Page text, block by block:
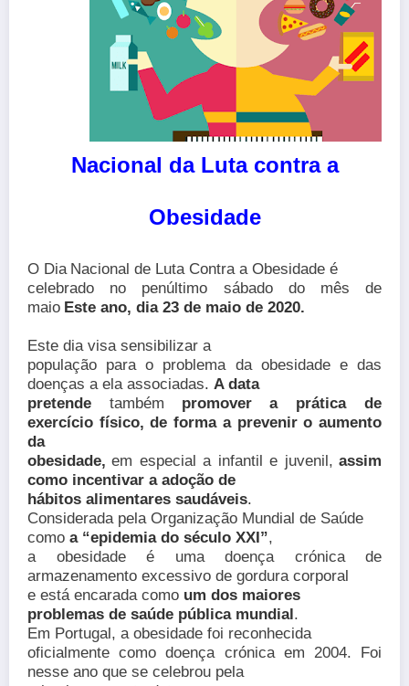
Nacional da Luta contra a
Obesidade
O Dia Nacional de Luta Contra a Obesidade é
celebrado no penúltimo sábado do mês de
maio Este ano, dia 23 de maio de 2020.
Este dia visa sensibilizar a
população para o problema da obesidade e das
doenças a ela associadas. A data
pretende também
promover a prática de
exercício físico, de forma a prevenir o aumento
da
obesidade, em especial a infantil e juvenil, assim
como incentivar a adoção de
hábitos alimentares saudáveis.
Considerada pela Organização Mundial de Saúde
como a “epidemia do século XXI”,
a obesidade é uma doença crónica de
armazenamento excessivo de gordura corporal
e está encarada como um dos maiores
problemas de saúde pública mundial.
Em Portugal, a obesidade foi reconhecida
oficialmente como doença crónica em 2004. Foi
nesse ano que se celebrou pela